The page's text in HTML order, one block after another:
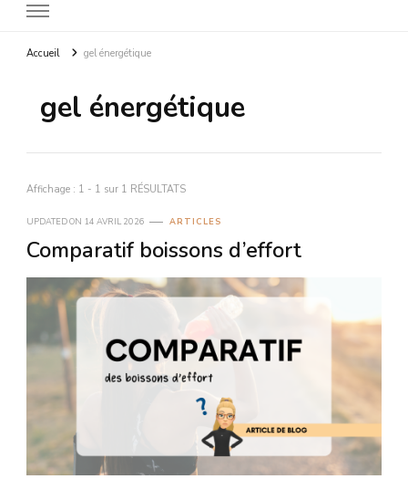
Accueil gel énergétique
gel énergétique
Affichage : 1 - 1 sur 1 RÉSULTATS
UPDATED ON 14 AVRIL 2026 ARTICLES
Comparatif boissons d’effort